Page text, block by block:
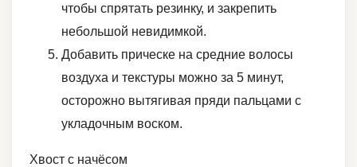
чтобы спрятать резинку, и закрепить
небольшой невидимкой.
Добавить прическе на средние волосы
воздуха и текстуры можно за 5 минут,
осторожно вытягивая пряди пальцами с
укладочным воском.
Хвост с начёсом